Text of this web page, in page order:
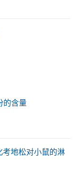
的含量
考地松对小鼠的淋